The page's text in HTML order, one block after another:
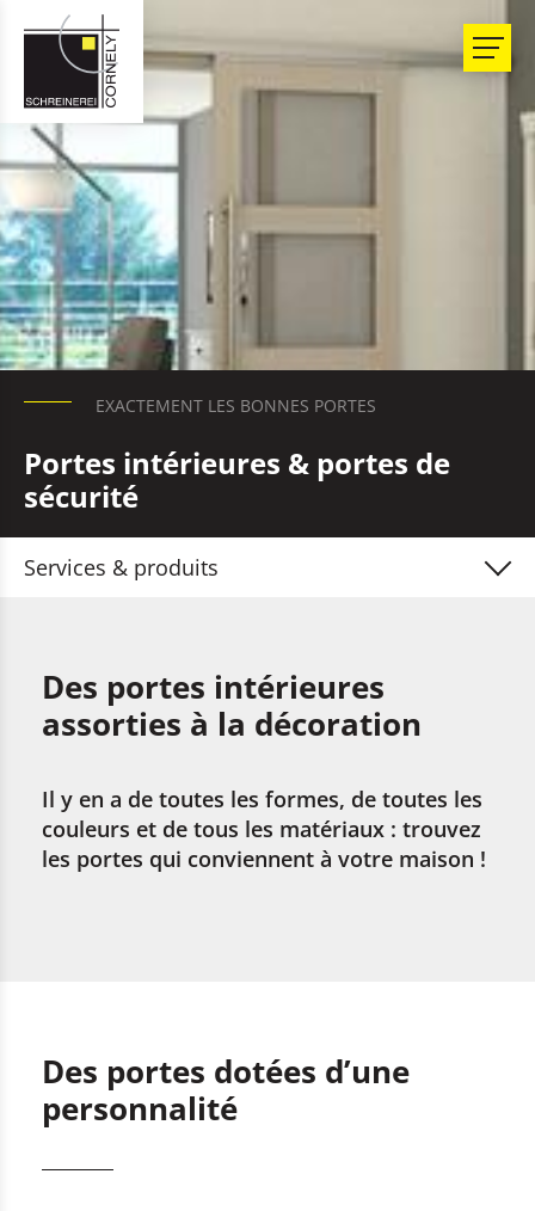
EXACTEMENT LES BONNES PORTES
Portes intérieures & portes de
sécurité
Services & produits
Portes intérieures & portes de sécurité
Fenêtres & moustiquaires
Protection solaire & abris
Façades & terrasses
Des portes intérieures
assorties à la décoration
Il y en a de toutes les formes, de toutes les
couleurs et de tous les matériaux : trouvez
les portes qui conviennent à votre maison !
Des portes dotées d’une
personnalité